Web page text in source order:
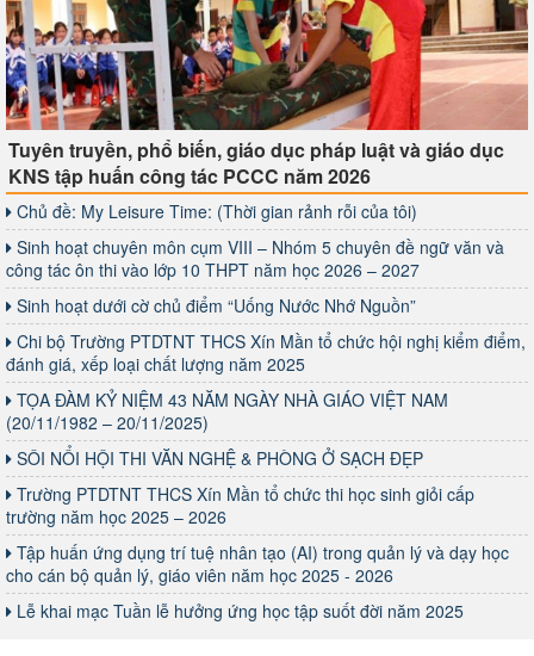
Tuyên truyền, phổ biến, giáo dục pháp luật và giáo dục
KNS tập huấn công tác PCCC năm 2026
Chủ đề: My Leisure Time: (Thời gian rảnh rỗi của tôi)
Sinh hoạt chuyên môn cụm VIII – Nhóm 5 chuyên đề ngữ văn và
công tác ôn thi vào lớp 10 THPT năm học 2026 – 2027
Sinh hoạt dưới cờ chủ điểm “Uống Nước Nhớ Nguồn”
Chi bộ Trường PTDTNT THCS Xín Mần tổ chức hội nghị kiểm điểm,
đánh giá, xếp loại chất lượng năm 2025
TỌA ĐÀM KỶ NIỆM 43 NĂM NGÀY NHÀ GIÁO VIỆT NAM
(20/11/1982 – 20/11/2025)
SÔI NỔI HỘI THI VĂN NGHỆ & PHÒNG Ở SẠCH ĐẸP
Trường PTDTNT THCS Xín Mần tổ chức thi học sinh giỏi cấp
trường năm học 2025 – 2026
Tập huấn ứng dụng trí tuệ nhân tạo (AI) trong quản lý và dạy học
cho cán bộ quản lý, giáo viên năm học 2025 - 2026
Lễ khai mạc Tuần lễ hưởng ứng học tập suốt đời năm 2025